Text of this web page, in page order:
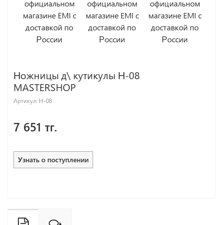
Ножницы д\ кутикулы Н-08
MASTERSHOP
Артикул: Н-08
7 651 тг.
Узнать о поступлении